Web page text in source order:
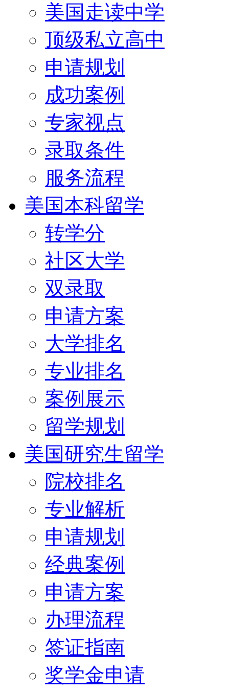
美国走读中学
顶级私立高中
申请规划
成功案例
专家视点
录取条件
服务流程
美国本科留学
转学分
社区大学
双录取
申请方案
大学排名
专业排名
案例展示
留学规划
美国研究生留学
院校排名
专业解析
申请规划
经典案例
申请方案
办理流程
签证指南
奖学金申请